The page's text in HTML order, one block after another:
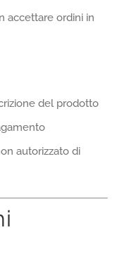
accettare ordini in
del prodotto
autorizzato di